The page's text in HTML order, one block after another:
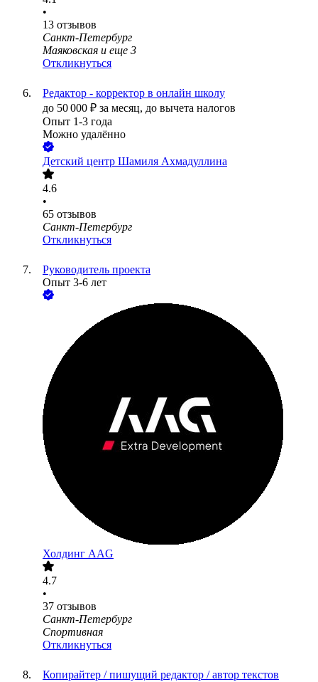
•
13 отзывов
Санкт-Петербург
Маяковская и еще 3
Откликнуться
Редактор - корректор в онлайн школу
до 50 000 ₽ за месяц, до вычета налогов
Опыт 1-3 года
Можно удалённо
Детский центр Шамиля Ахмадуллина
4.6
•
65 отзывов
Санкт-Петербург
Откликнуться
Руководитель проекта
Опыт 3-6 лет
Холдинг AAG
4.7
•
37 отзывов
Санкт-Петербург
Спортивная
Откликнуться
Копирайтер / пишущий редактор / автор текстов